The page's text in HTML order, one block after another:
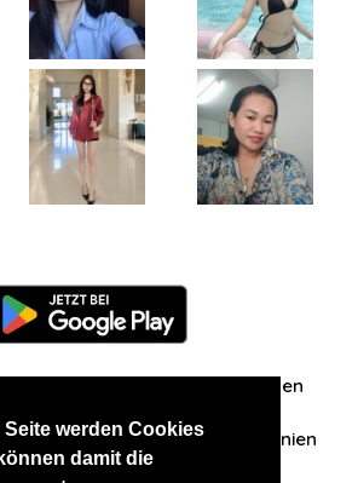
werden Cookies
damit die
Zuschriften/Erfahrungen
AGB Datenschutzrichtlinien